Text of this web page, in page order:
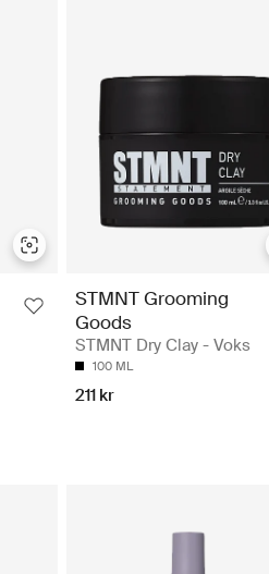
STMNT Grooming
Goods
STMNT Dry Clay - Voks
100 ML
211 kr